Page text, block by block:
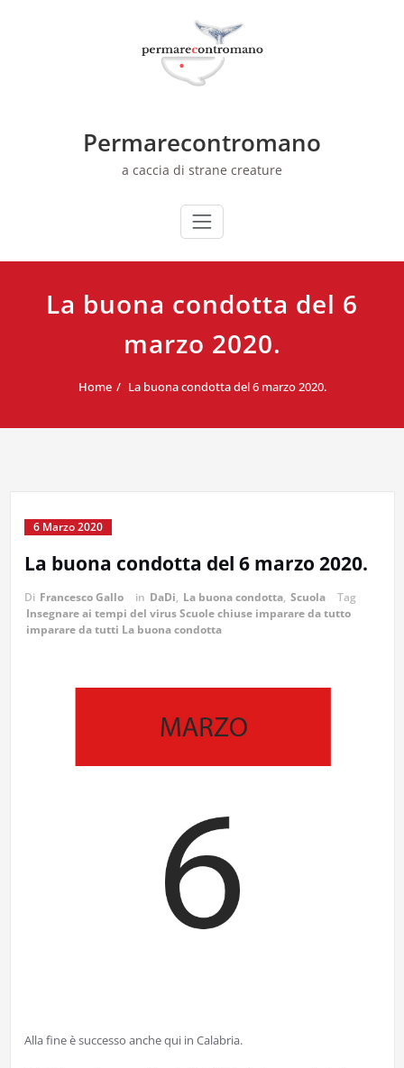
Permarecontromano
a caccia di strane creature
La buona condotta del 6
marzo 2020.
Home La buona condotta del 6 marzo 2020.
6 Marzo 2020
La buona condotta del 6 marzo 2020.
Di Francesco Gallo in DaDi, La buona condotta, Scuola
Tag
Insegnare ai tempi del virus Scuole chiuse imparare da tutto
imparare da tutti La buona condotta
Alla fine è successo anche qui in Calabria.